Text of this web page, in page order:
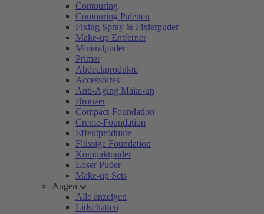
Contouring
Contouring Paletten
Fixing Spray & Fixierpuder
Make-up Entferner
Mineralpuder
Primer
Abdeckprodukte
Accessoires
Anti-Aging Make-up
Bronzer
Compact-Foundation
Creme-Foundation
Effektprodukte
Flüssige Foundation
Kompaktpuder
Loser Puder
Make-up Sets
Augen
Alle anzeigen
Lidschatten